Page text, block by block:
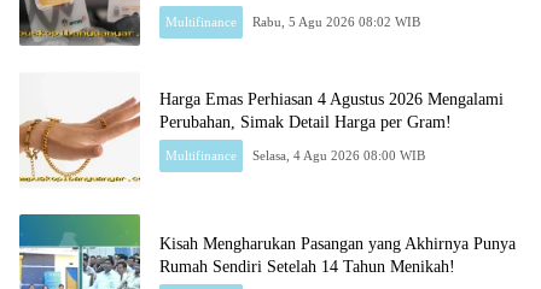
Multifinance Rabu, 5 Agu 2026 08:02 WIB
Harga Emas Perhiasan 4 Agustus 2026 Mengalami
Perubahan, Simak Detail Harga per Gram!
Multifinance Selasa, 4 Agu 2026 08:00 WIB
Kisah Mengharukan Pasangan yang Akhirnya Punya
Rumah Sendiri Setelah 14 Tahun Menikah!